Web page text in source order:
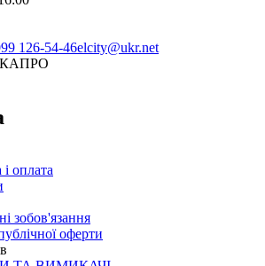
126-54-46elcity@ukr.net
КАПРО
оплата
зобов'язання
оферти